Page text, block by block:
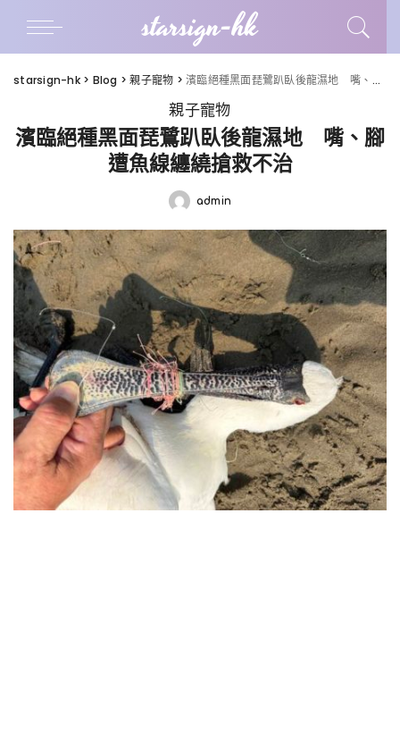
starsign-hk
starsign-hk> Blog >親子寵物 >濱臨絕種黑面琵鷺趴臥後龍濕地 嘴、腳遭魚線纏繞搶救不治
親子寵物
濱臨絕種黑面琵鷺趴臥後龍濕地 嘴、腳
遭魚線纏繞搶救不治
Posted
admin